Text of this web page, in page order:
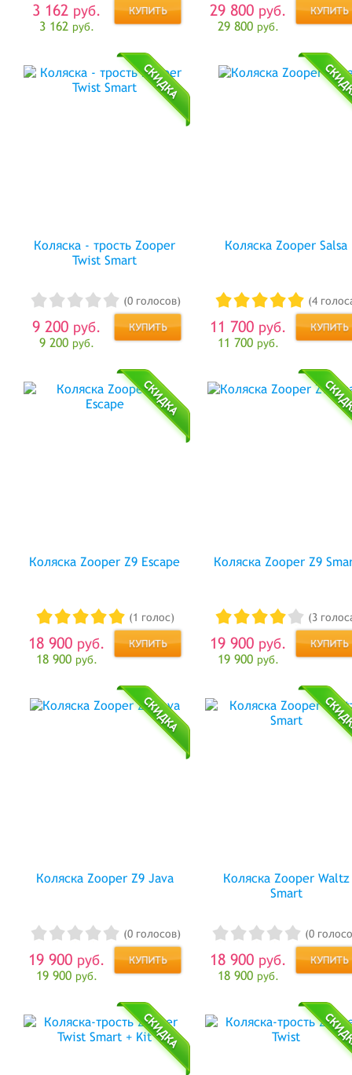
3 162 руб.
3 162 руб.
29 800 руб.
29 800 руб.
Коляска - трость Zooper
Twist Smart
(0 голосов)
9 200 руб.
9 200 руб.
Коляска Zooper Salsa
(4
11 700 руб.
11 700 руб.
Коляска Zooper Z9 Escape
(1 голос)
18 900 руб.
18 900 руб.
Коляска Zooper Z9
(3
19 900 руб.
19 900 руб.
Коляска Zooper Z9 Java
(0 голосов)
19 900 руб.
19 900 руб.
Коляска Zooper Waltz
Smart
(0
18 900 руб.
18 900 руб.